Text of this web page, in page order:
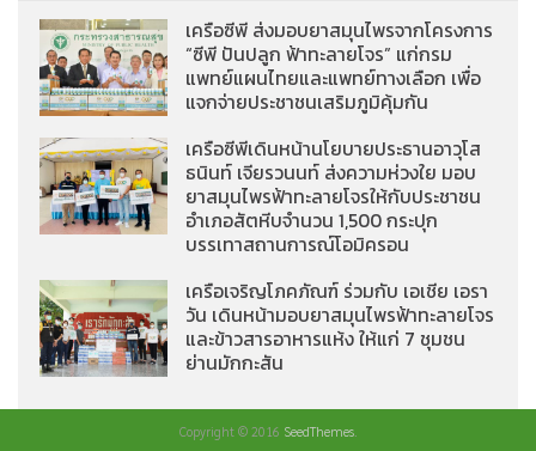
เครือซีพี ส่งมอบยาสมุนไพรจากโครงการ
“ซีพี ปันปลูก ฟ้าทะลายโจร” แก่กรม
แพทย์แผนไทยและแพทย์ทางเลือก เพื่อ
แจกจ่ายประชาชนเสริมภูมิคุ้มกัน
เครือซีพีเดินหน้านโยบายประธานอาวุโส
ธนินท์ เจียรวนนท์ ส่งความห่วงใย มอบ
ยาสมุนไพรฟ้าทะลายโจรให้กับประชาชน
อำเภอสัตหีบจำนวน 1,500 กระปุก
บรรเทาสถานการณ์โอมิครอน
เครือเจริญโภคภัณฑ์ ร่วมกับ เอเชีย เอรา
วัน เดินหน้ามอบยาสมุนไพรฟ้าทะลายโจร
และข้าวสารอาหารแห้ง ให้แก่ 7 ชุมชน
ย่านมักกะสัน
Copyright © 2016 SeedThemes.